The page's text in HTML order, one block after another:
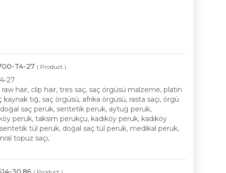
T4-27 ( Product )
27
hair, clip hair, tres saç, saç örgüsü malzeme, platin
tığ, saç örgüsü, afrika örgüsü, rasta saçı, örgü
saç peruk, sentetik peruk, aytuğ peruk,
peruk, taksim perukçu, kadıköy peruk, kadıköy
tül peruk, doğal saç tül peruk, medikal peruk,
topuz saçı,